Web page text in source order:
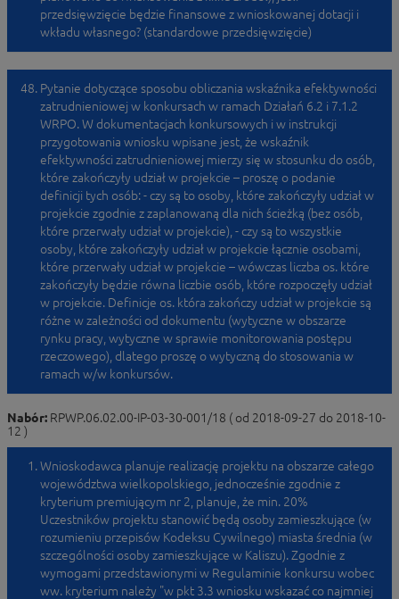
przedsięwzięcie będzie finansowe z wnioskowanej dotacji i
wkładu własnego? (standardowe przedsięwzięcie)
Pytanie dotyczące sposobu obliczania wskaźnika efektywności
zatrudnieniowej w konkursach w ramach Działań 6.2 i 7.1.2
WRPO. W dokumentacjach konkursowych i w instrukcji
przygotowania wniosku wpisane jest, że wskaźnik
efektywności zatrudnieniowej mierzy się w stosunku do osób,
które zakończyły udział w projekcie – proszę o podanie
definicji tych osób: - czy są to osoby, które zakończyły udział w
projekcie zgodnie z zaplanowaną dla nich ścieżką (bez osób,
które przerwały udział w projekcie), - czy są to wszystkie
osoby, które zakończyły udział w projekcie łącznie osobami,
które przerwały udział w projekcie – wówczas liczba os. które
zakończyły będzie równa liczbie osób, które rozpoczęły udział
w projekcie. Definicje os. która zakończy udział w projekcie są
różne w zależności od dokumentu (wytyczne w obszarze
rynku pracy, wytyczne w sprawie monitorowania postępu
rzeczowego), dlatego proszę o wytyczną do stosowania w
ramach w/w konkursów.
Nabór: RPWP.06.02.00-IP-03-30-001/18 ( od 2018-09-27 do 2018-10-
12 )
Wnioskodawca planuje realizację projektu na obszarze całego
województwa wielkopolskiego, jednocześnie zgodnie z
kryterium premiującym nr 2, planuje, że min. 20%
Uczestników projektu stanowić będą osoby zamieszkujące (w
rozumieniu przepisów Kodeksu Cywilnego) miasta średnia (w
szczególności osoby zamieszkujące w Kaliszu). Zgodnie z
wymogami przedstawionymi w Regulaminie konkursu wobec
ww. kryterium należy "w pkt 3.3 wniosku wskazać co najmniej